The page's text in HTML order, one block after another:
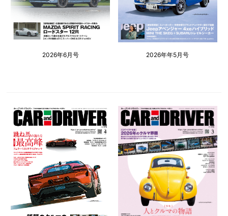
2026年6月号 2026年年5月号